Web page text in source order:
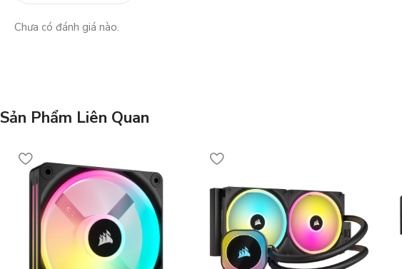
Chưa có đánh giá nào.
Sản Phẩm Liên Quan